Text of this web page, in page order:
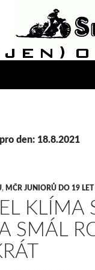
den: 18.8.2021
, MČR JUNIORŮ DO 19 LET
KLÍMA
SMÁL